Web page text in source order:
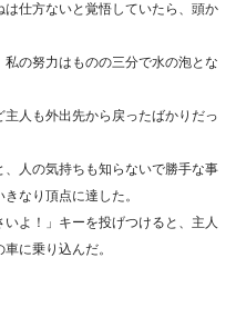
仕方ないと覚悟していたら、頭か
の努力はものの三分で水の泡とな
人も外出先から戻ったばかりだっ
、人の気持ちも知らないで勝手な事
なり頂点に達した。
いよ！」キーを投げつけると、主人
に乗り込んだ。